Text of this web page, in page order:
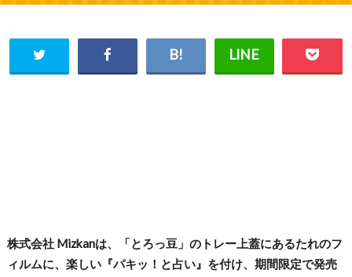
株式会社 Mizkanは、「とろっ豆」のトレー上蓋にあるたれのフ
ィルムに、楽しい『パキッ！と占い』を付け、期間限定で発売